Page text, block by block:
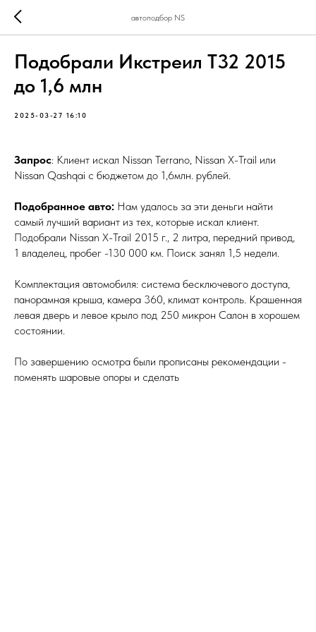
автоподбор NS
Подобрали Икстреил T32 2015
до 1,6 млн
2025-03-27 16:10
Запрос: Клиент искал Nissan Terrano, Nissan X-Trail или
Nissan Qashqai с бюджетом до 1,6млн. рублей.
Подобранное авто: Нам удалось за эти деньги найти
самый лучший вариант из тех, которые искал клиент.
Подобрали Nissan X-Trail 2015 г., 2 литра, передний привод,
1 владелец, пробег -130 000 км. Поиск занял 1,5 недели.
Комплектация автомобиля: система бесключевого доступа,
панорамная крыша, камера 360, климат контроль. Крашенная
левая дверь и левое крыло под 250 микрон Салон в хорошем
состоянии.
По завершению осмотра были прописаны рекомендации -
поменять шаровые опоры и сделать